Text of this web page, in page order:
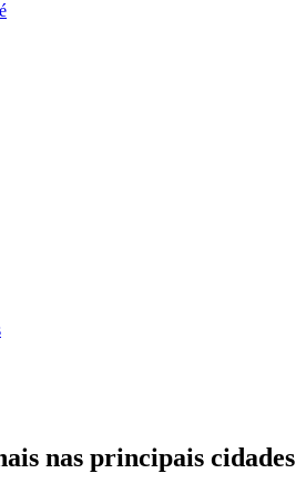
nas principais cidades